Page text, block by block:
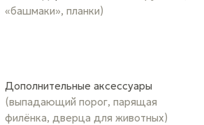
«башмаки», планки)
Дополнительные аксессуары
(выпадающий порог, парящая
филёнка, дверца для животных)